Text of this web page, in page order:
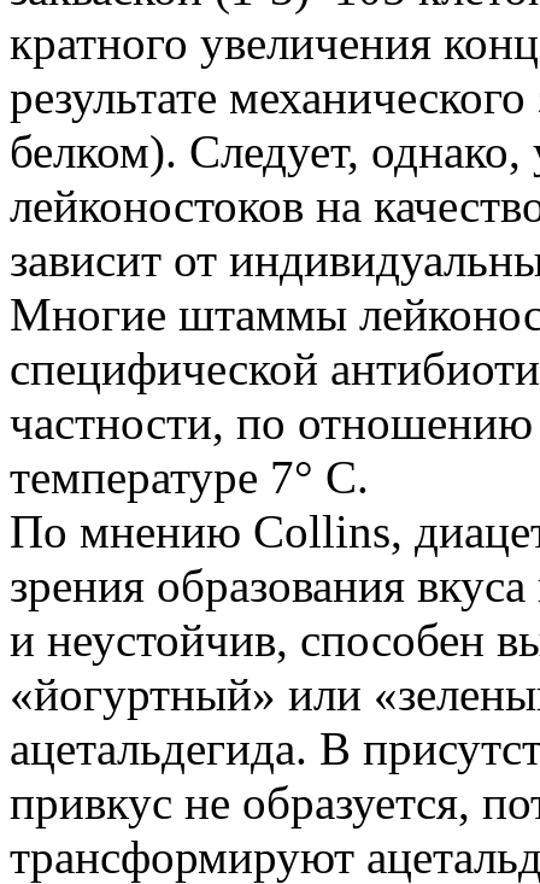
кратного увеличения
результате
белком). Следует, однако,
лейконостоков на
зависит от
Многие штаммы
специфической
частности, по
температуре 7° С.
По мнению Collins,
зрения образования
и неустойчив, способен
«йогуртный» или
ацетальдегида. В
привкус не образуется,
трансформируют